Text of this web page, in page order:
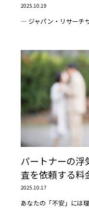
2025.10.19
― ジャパン・リサーチ
パートナーの浮
査を依頼する料
2025.10.17
あなたの「不安」には